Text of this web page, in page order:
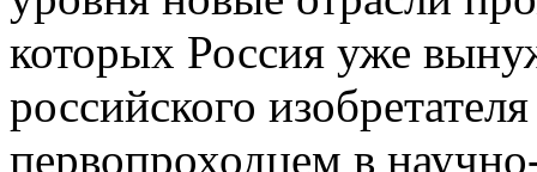
которых Россия уже
российского
первопроходцем в